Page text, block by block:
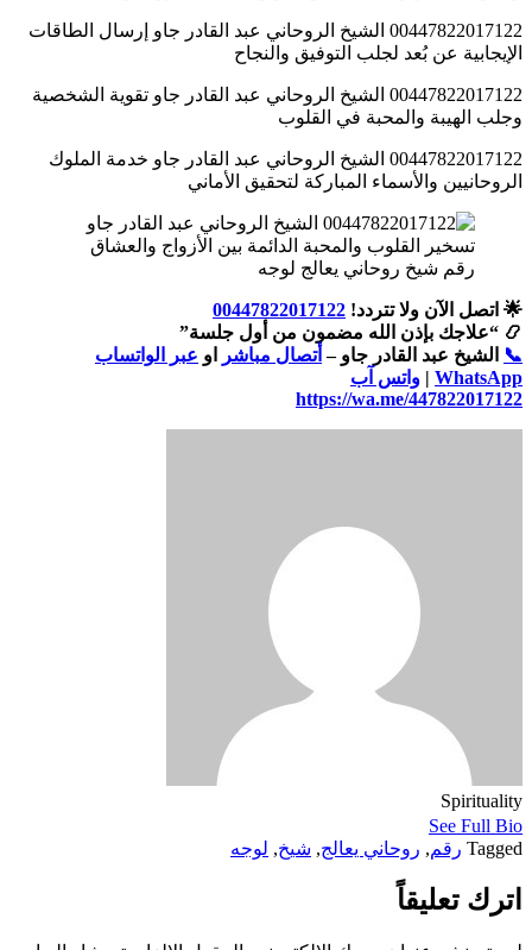
00447822017122 الشيخ الروحاني عبد القادر جاو إرسال الطاقات
الإيجابية عن بُعد لجلب التوفيق والنجاح
00447822017122 الشيخ الروحاني عبد القادر جاو تقوية الشخصية
وجلب الهيبة والمحبة في القلوب
00447822017122 الشيخ الروحاني عبد القادر جاو خدمة الملوك
الروحانيين والأسماء المباركة لتحقيق الأماني
رقم شيخ روحاني يعالج لوجه
🌟 اتصل الآن ولا تتردد! 00447822017122
📿 “علاجك بإذن الله مضمون من أول جلسة”
📞
الشيخ عبد القادر جاو – أتصال مباشر او عبر الواتساب
WhatsApp
| واتس آب
https://wa.me/447822017122
Spirituality
See Full Bio
Tagged رقم, روحاني يعالج, شيخ, لوجه
اترك تعليقاً